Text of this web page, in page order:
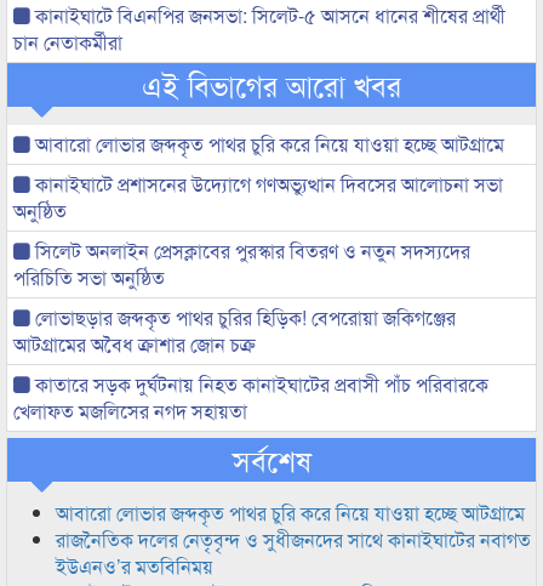
কানাইঘাটে বিএনপির জনসভা: সিলেট-৫ আসনে ধানের শীষের প্রার্থী
চান নেতাকর্মীরা
এই বিভাগের আরো খবর
আবারো লোভার জব্দকৃত পাথর চুরি করে নিয়ে যাওয়া হচ্ছে আটগ্রামে
কানাইঘাটে প্রশাসনের উদ্যোগে গণঅভ্যুত্থান দিবসের আলোচনা সভা
অনুষ্ঠিত
সিলেট অনলাইন প্রেসক্লাবের পুরস্কার বিতরণ ও নতুন সদস্যদের
পরিচিতি সভা অনুষ্ঠিত
লোভাছড়ার জব্দকৃত পাথর চুরির হিড়িক! বেপরোয়া জকিগঞ্জের
আটগ্রামের অবৈধ ক্রাশার জোন চক্র
কাতারে সড়ক দুর্ঘটনায় নিহত কানাইঘাটের প্রবাসী পাঁচ পরিবারকে
খেলাফত মজলিসের নগদ সহায়তা
সর্বশেষ
আবারো লোভার জব্দকৃত পাথর চুরি করে নিয়ে যাওয়া হচ্ছে আটগ্রামে
রাজনৈতিক দলের নেতৃবৃন্দ ও সুধীজনদের সাথে কানাইঘাটের নবাগত
ইউএনও’র মতবিনিময়